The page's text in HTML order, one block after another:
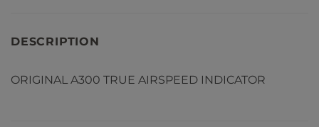
DESCRIPTION
ORIGINAL A300 TRUE AIRSPEED INDICATOR